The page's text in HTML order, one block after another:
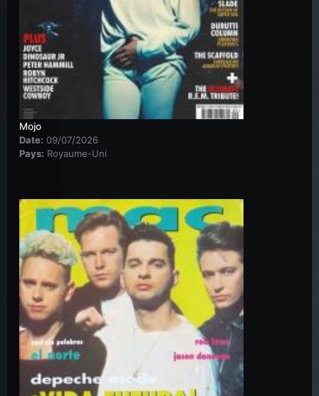
Mojo
Date: 09/07/2026
Pays: Royaume-Uni